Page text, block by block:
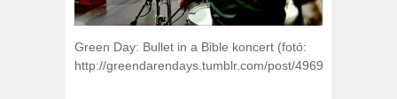
Green Day: Bullet in a Bible koncert (fotó:
http://greendarendays.tumblr.com/post/49695402758)